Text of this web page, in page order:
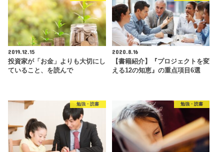
2019.12.15
投資家が「お金」よりも大切にし
ていること、を読んで
2020.8.16
【書籍紹介】『プロジェクトを変
える12の知恵』の重点項目6選
勉強・読書 勉強・読書